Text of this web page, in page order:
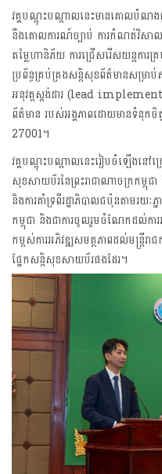
វគ្គបណ្ដុះបណ្ដាលនេះមានគោលបំណងផ្
នឹងគោលការណ៍ច្បាប់ ការកំណត់វិសាលភ
តម្លៃហានិភ័យ ការជ្រើសរើសយន្តការគ្
ប្រព័ន្ធគ្រប់គ្រងសន្តិសុខព័ត៌មានសម្រាប់ស
អនុវត្តស្តង់ដារ (lead
ព័ត៌មាន របស់អង្គភាពដោយមានទំនុកចិ
27001។
វគ្គបណ្ដុះបណ្ដាលនេះរៀបចំឡើងនៅ
សុខសាយប័រនៃព្រះរាជាណាចក្រកម្ពុ
និងការគាំទ្រពីរដ្ឋាភិបាលជប៉ុនតាមរយៈ
កម្ពុជា និងជាការចូលរួមចំណែកដល់ក
កម្ពស់ការអភិវឌ្ឍសមត្ថភាពដល់មន្ត្រីរ
ផ្នែកសន្តិសុខសាយប័រផងដែរ។